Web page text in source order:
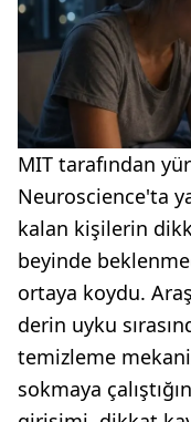
MIT tarafından
Neuroscience'ta
kalan kişilerin
beyinde
ortaya koydu.
derin uyku
temizleme
sokmaya